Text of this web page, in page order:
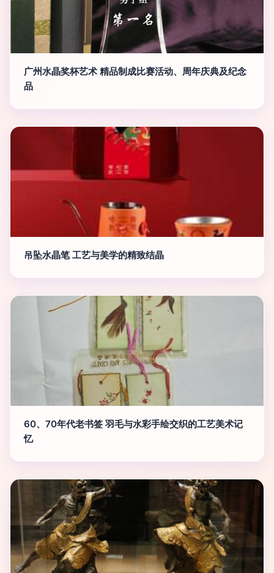
广州水晶奖杯艺术 精品制成比赛活动、周年庆典及纪念
品
吊坠水晶笔 工艺与美学的精致结晶
60、70年代老书签 羽毛与水彩手绘交织的工艺美术记
忆